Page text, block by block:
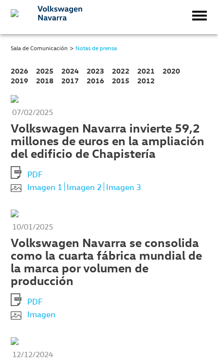
Sala de Comunicación > Notas de prensa
2026 2025 2024 2023 2022 2021
2020
2019
2018 2017 2016 2015 2012
07/02/2025
Volkswagen Navarra invierte 59,2
millones de euros en la ampliación
del edificio de Chapistería
PDF
Imagen 1
Imagen 2 Imagen 3
10/01/2025
Volkswagen Navarra se consolida
como la cuarta fábrica mundial de
la marca por volumen de
producción
PDF
Imagen
12/12/2024